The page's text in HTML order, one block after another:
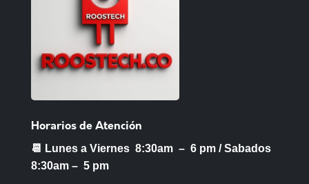
Horarios de Atención
📆 Lunes a Viernes 8:30am – 6 pm /Sabados
8:30am – 5 pm